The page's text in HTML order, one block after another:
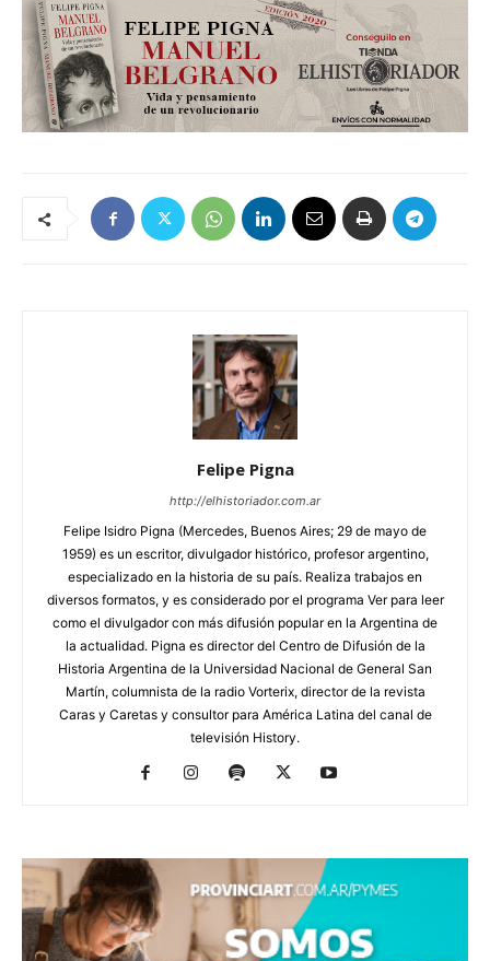
Felipe Pigna
http://elhistoriador.com.ar
Felipe Isidro Pigna (Mercedes, Buenos Aires; 29 de mayo de
1959) es un escritor, divulgador histórico, profesor argentino,
especializado en la historia de su país. Realiza trabajos en
diversos formatos, y es considerado por el programa Ver para leer
como el divulgador con más difusión popular en la Argentina de
la actualidad. Pigna es director del Centro de Difusión de la
Historia Argentina de la Universidad Nacional de General San
Martín, columnista de la radio Vorterix, director de la revista
Caras y Caretas y consultor para América Latina del canal de
televisión History.